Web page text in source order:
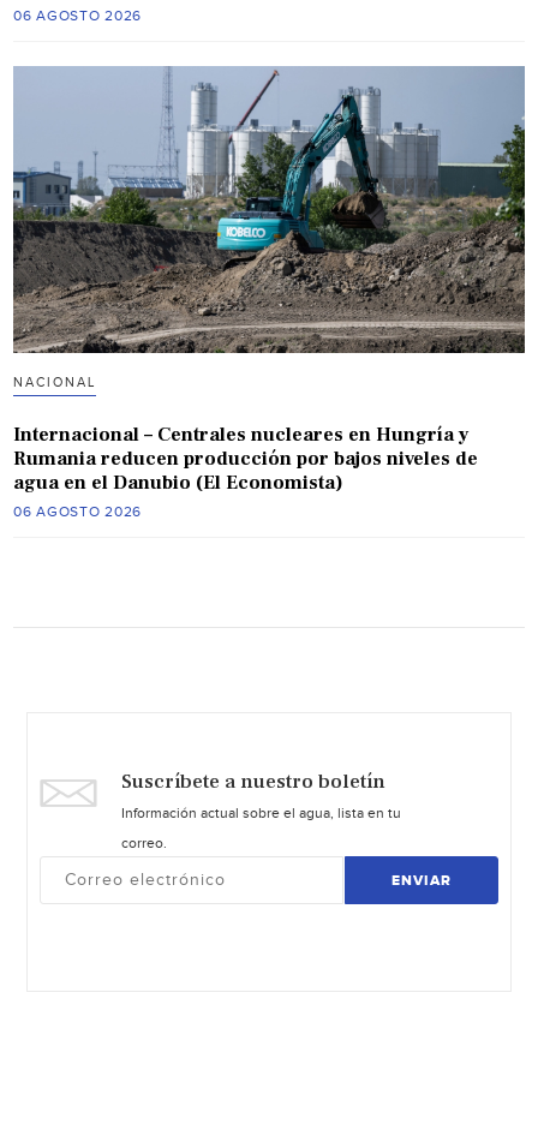
06 AGOSTO 2026
NACIONAL
Internacional – Centrales nucleares en Hungría y
Rumania reducen producción por bajos niveles de
agua en el Danubio (El Economista)
06 AGOSTO 2026
Suscríbete a nuestro boletín
Información actual sobre el agua, lista en tu
correo.
ENVIAR